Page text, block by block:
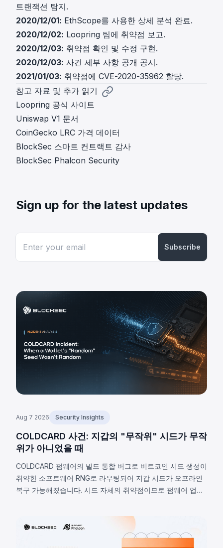
트랜잭션 탐지.
2020/12/01: EthScope를 사용한 상세 분석 완료.
2020/12/02: Loopring 팀에 취약점 보고.
2020/12/03: 취약점 확인 및 수정 구현.
2020/12/03: 사건 세부 사항 공개 공시.
2021/01/03: 취약점에 CVE-2020-35962 할당.
참고 자료 및 추가 읽기
Loopring 공식 사이트
Uniswap V1 문서
CoinGecko LRC 가격 데이터
BlockSec 스마트 컨트랙트 감사
BlockSec Phalcon Security
Sign up for the latest updates
Subscribe
Aug 7 2026 Security Insights
COLDCARD 사건: 지갑의 "무작위" 시드가 무작
위가 아니었을 때
COLDCARD 펌웨어의 빌드 통합 버그로 비트코인 시드 생성이
취약한 소프트웨어 RNG로 라우팅되어 지갑 시드가 오프라인
복구 가능해졌습니다. 시드 자체의 취약점이므로 펌웨어 업데
입니다.